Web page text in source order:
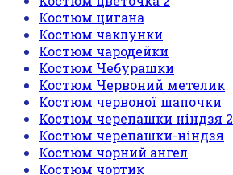
Костюм цигана
Костюм чаклунки
Костюм чародейки
Костюм Чебурашки
Костюм Червоний метелик
Костюм червоної шапочки
Костюм черепашки ніндзя 2
Костюм черепашки-ніндзя
Костюм чорний ангел
Костюм чортик